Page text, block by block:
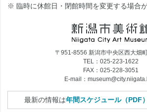
※ 臨時に休館日・閉館時間を変更する場合が
〒951-8556 新潟市中央区西大畑
TEL：025-223-1622
FAX：025-228-3051
E-mail：
最新の情報は年間スケジュール（PDF）